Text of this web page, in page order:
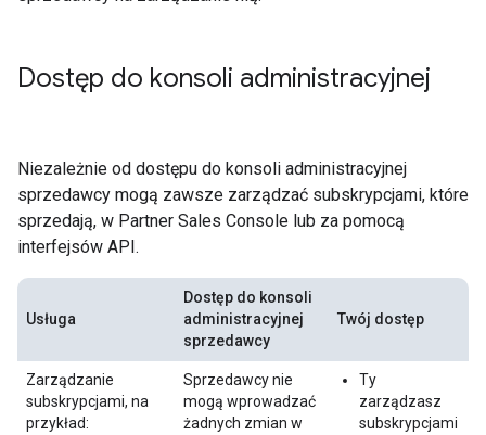
Dostęp do konsoli administracyjnej
Niezależnie od dostępu do konsoli administracyjnej
sprzedawcy mogą zawsze zarządzać subskrypcjami, które
sprzedają, w Partner Sales Console lub za pomocą
interfejsów API.
Usługa
Dostęp do konsoli
administracyjnej
sprzedawcy
Twój dostęp
Zarządzanie
subskrypcjami, na
przykład:
Sprzedawcy nie
mogą wprowadzać
żadnych zmian w
Ty
zarządzasz
subskrypcjami